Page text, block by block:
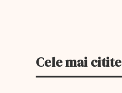
Cele mai citite